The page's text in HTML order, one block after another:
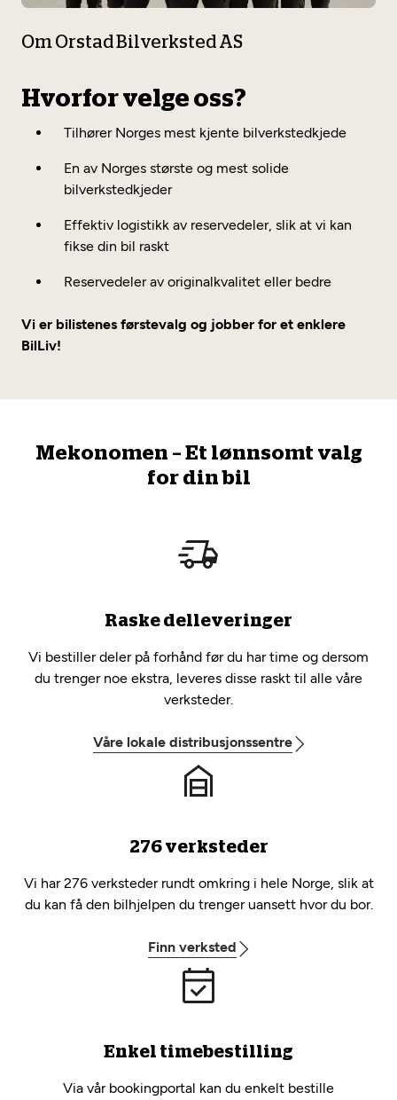
Om Orstad Bilverksted AS
Hvorfor velge oss?
Tilhører Norges mest kjente bilverkstedkjede
En av Norges største og mest solide
bilverkstedkjeder
Effektiv logistikk av reservedeler, slik at vi kan
fikse din bil raskt
Reservedeler av originalkvalitet eller bedre
Vi er bilistenes førstevalg og jobber for et enklere
BilLiv!
Mekonomen – Et lønnsomt valg
for din bil
Raske delleveringer
Vi bestiller deler på forhånd før du har time og dersom
du trenger noe ekstra, leveres disse raskt til alle våre
verksteder.
Våre lokale distribusjonssentre
276 verksteder
Vi har 276 verksteder rundt omkring i hele Norge, slik at
du kan få den bilhjelpen du trenger uansett hvor du bor.
Finn verksted
Enkel timebestilling
Via vår bookingportal kan du enkelt bestille